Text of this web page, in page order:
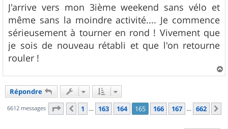
J'arrive vers mon 3ième weekend sans vélo et
même sans la moindre activité.... Je commence
sérieusement à tourner en rond ! Vivement que
je sois de nouveau rétabli et que l'on retourne
rouler !
a
Répondre
6612 messages Page 165 sur662
Précédent
1 … 163 164 165 166 167 … 662